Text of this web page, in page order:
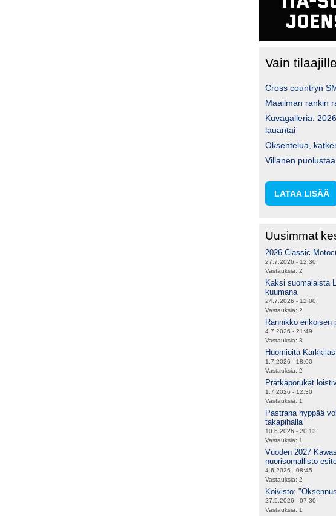
Vain tilaajille
Cross countryn
Maailman rankin
Kuvagalleria:
lauantai
Oksentelua,
Villanen
LATAA LISÄÄ
Uusimmat
2026 Classic
27.7.2026 - 12:30
Vastauksia: 2
Kaksi suomalaista
kuumana
24.7.2026 - 12:00
Vastauksia: 2
Rannikko erikoisen
4.7.2026 - 21:49
Vastauksia: 3
Huomioita
1.7.2026 - 18:00
Vastauksia: 2
Prätkäporukat
1.7.2026 - 12:30
Vastauksia: 1
Pastrana hyppää
takapihalla
10.6.2026 - 20:13
Vastauksia: 1
Vuoden 2027
nuorisomallisto
4.6.2026 - 08:45
Vastauksia: 2
Koivisto:
27.5.2026 - 07:30
Vastauksia: 1